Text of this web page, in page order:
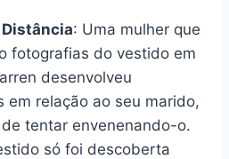
: Uma mulher que
fotografias do vestido em
desenvolveu
em relação ao seu marido,
tentar envenenando-o.
só foi descoberta